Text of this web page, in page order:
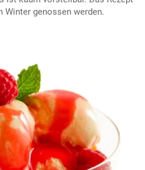
Winter genossen werden.